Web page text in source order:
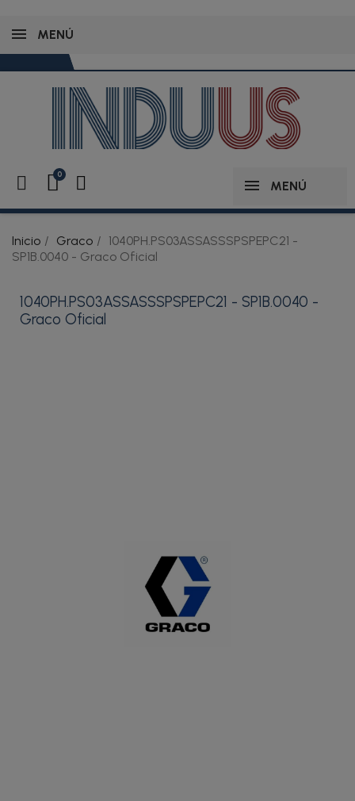
MENÚ
MENÚ
Inicio Graco
1040PH.PS03ASSASSSPSPEPC21 -
SP1B.0040 - Graco Oficial
1040PH.PS03ASSASSSPSPEPC21 - SP1B.0040 -
Graco Oficial